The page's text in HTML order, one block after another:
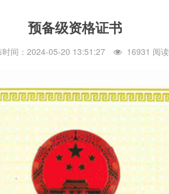
预备级资格证书
时间：2024-05-20 13:51:27 16931 阅读